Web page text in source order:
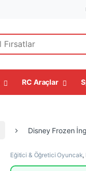
RC Araçlar
Disney Frozen
Eğitici & Öğretici Oyuncak,